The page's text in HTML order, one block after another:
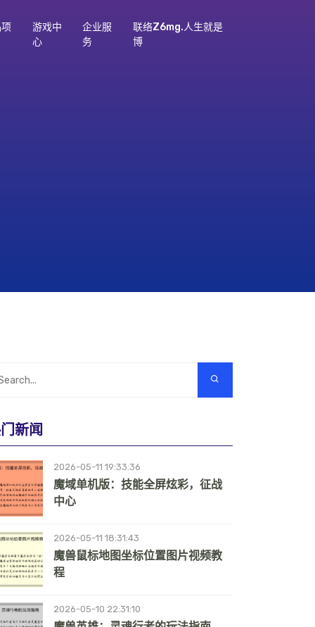
游戏中
心
企业服
务
联络z6mg.人生就是
博
新闻
2026-05-11 19:33:36
魔域单机版：技能全屏炫彩，征战
中心
2026-05-11 18:31:43
魔兽鼠标地图坐标位置图片视频教
程
2026-05-10 22:31:10